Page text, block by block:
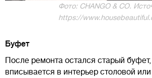
Фото: CHANGO & CO.
https://
Буфет
После ремонта остался старый
вписывается в интерьер столовой